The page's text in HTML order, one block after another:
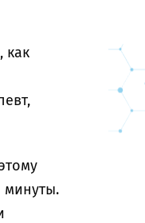
как
минуты.